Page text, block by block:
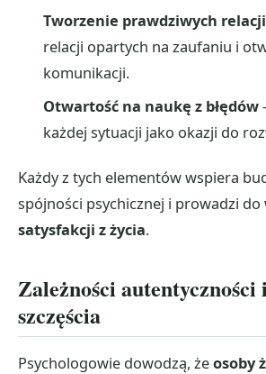
Tworzenie prawdziwych relacji
relacji opartych na zaufaniu i
komunikacji.
Otwartość na naukę z błędów
każdej sytuacji jako okazji do
Każdy z tych elementów wspiera
spójności psychicznej i prowadzi do
satysfakcji z życia.
Zależności autentyczności
szczęścia
Psychologowie dowodzą, żeosoby